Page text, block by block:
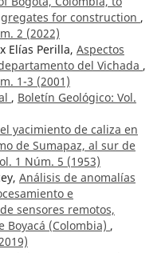
for construction ,
2 (2022)
Elías Perilla, Aspectos
del Vichada ,
1-3 (2001)
, Boletín Geológico: Vol.
yacimiento de caliza en
de Sumapaz, al sur de
1 Núm. 5 (1953)
Análisis de anomalías
e
sensores remotos,
Boyacá (Colombia) ,